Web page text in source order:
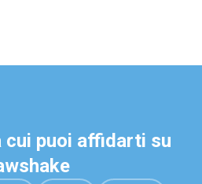
cui puoi affidarti su